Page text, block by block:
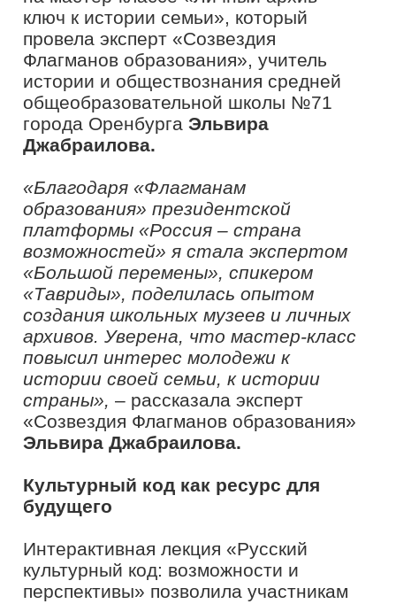
«Наш культурный код – это не
только корни, но и крылья. Он
помогает строить будущее без
утраты глубины. Подчеркиваю,
российский культурный код – это не
только богатое наследие традиций,
но и мощный фактор формирования
будущего. Через сохранение и
развитие наших традиций такие
образования» и президентская
платформа «Россия – страна
возможностей» создают новые
возможности для людей, связывая
прошлое с настоящим и открывая
двери к новым достижениям», –
отметила эксперт «Созвездия
Флагманов образования»Ольга
Тропина.
Как раскрыть лидерский потенциал
через семью и конкурсы
Какую роль в формировании лидерства
играют семья, поддержка и среда –
ответ на этот вопрос и не только
раскрыла эксперт «Созвездия
русского языка и литературы средней
школы №59 города Ярославля
Тамара
Замесова.В ходе беседы «Как
получили реальные истории и
практические советы, применимые в
жизни.